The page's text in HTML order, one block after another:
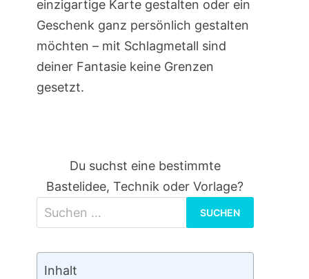
einzigartige Karte gestalten oder ein
Geschenk ganz persönlich gestalten
möchten – mit Schlagmetall sind
deiner Fantasie keine Grenzen
gesetzt.
Du suchst eine bestimmte
Bastelidee, Technik oder Vorlage?
nach:
Inhalt